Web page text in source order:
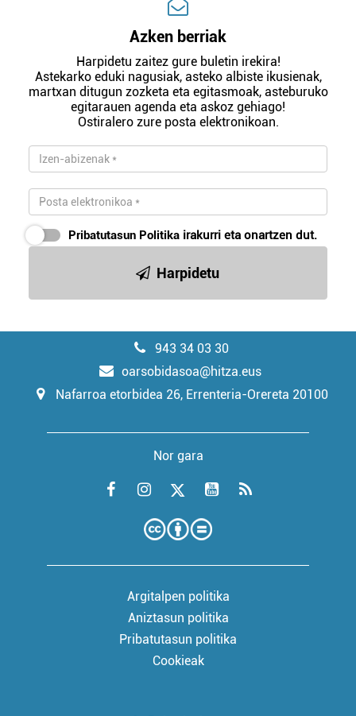
Azken berriak
Harpidetu zaitez gure buletin irekira!
Astekarko eduki nagusiak, asteko albiste ikusienak,
martxan ditugun zozketa eta egitasmoak, asteburuko
egitarauen agenda eta askoz gehiago!
Ostiralero zure posta elektronikoan.
Pribatutasun Politika irakurri eta onartzen dut.
Harpidetu
943 34 03 30
oarsobidasoa@hitza.eus
Nafarroa etorbidea 26, Errenteria-Orereta 20100
Nor gara
Argitalpen politika
Aniztasun politika
Pribatutasun politika
Cookieak